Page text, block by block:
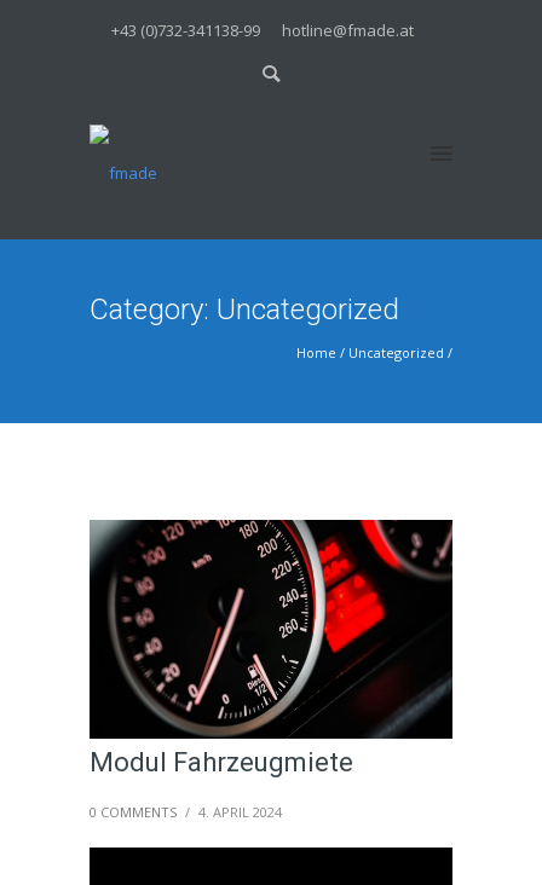
+43 (0)732-341138-99 hotline@fmade.at
Category: Uncategorized
Home / Uncategorized /
Modul Fahrzeugmiete
0 COMMENTS / 4. APRIL 2024